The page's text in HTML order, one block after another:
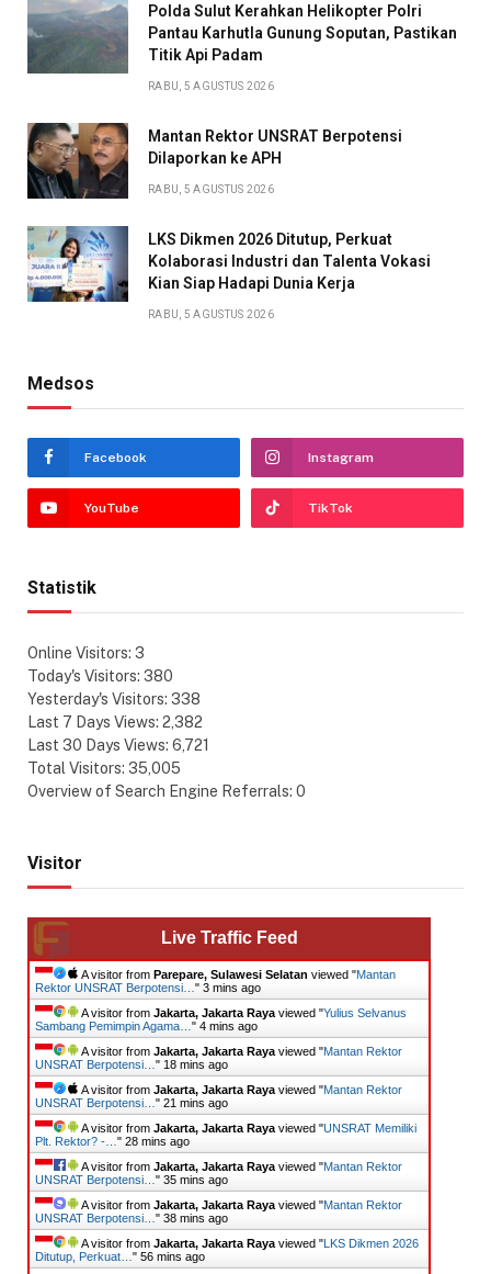
Polda Sulut Kerahkan Helikopter Polri
Pantau Karhutla Gunung Soputan, Pastikan
Titik Api Padam
RABU, 5 AGUSTUS 2026
Mantan Rektor UNSRAT Berpotensi
Dilaporkan ke APH
RABU, 5 AGUSTUS 2026
LKS Dikmen 2026 Ditutup, Perkuat
Kolaborasi Industri dan Talenta Vokasi
Kian Siap Hadapi Dunia Kerja
RABU, 5 AGUSTUS 2026
Medsos
Facebook Instagram
YouTube TikTok
Statistik
Online Visitors: 3
Today's Visitors: 380
Yesterday's Visitors: 338
Last 7 Days Views: 2,382
Last 30 Days Views: 6,721
Total Visitors: 35,005
Overview of Search Engine Referrals: 0
Visitor
Live Traffic Feed
A visitor from Parepare, Sulawesi Selatan viewed "Mantan
Rektor UNSRAT Berpotensi… " 3 mins ago
A visitor from Jakarta, Jakarta Raya viewed "Yulius Selvanus
Sambang Pemimpin Agama… " 4 mins ago
A visitor from Jakarta, Jakarta Raya viewed "Mantan Rektor
UNSRAT Berpotensi… " 18 mins ago
A visitor from Jakarta, Jakarta Raya viewed "Mantan Rektor
UNSRAT Berpotensi… " 21 mins ago
A visitor from Jakarta, Jakarta Raya viewed "UNSRAT Memiliki
Plt. Rektor? -… " 28 mins ago
A visitor from Jakarta, Jakarta Raya viewed "Mantan Rektor
UNSRAT Berpotensi… " 36 mins ago
A visitor from Jakarta, Jakarta Raya viewed "Mantan Rektor
UNSRAT Berpotensi… " 38 mins ago
A visitor from Jakarta, Jakarta Raya viewed "LKS Dikmen 2026
Ditutup, Perkuat… " 56 mins ago